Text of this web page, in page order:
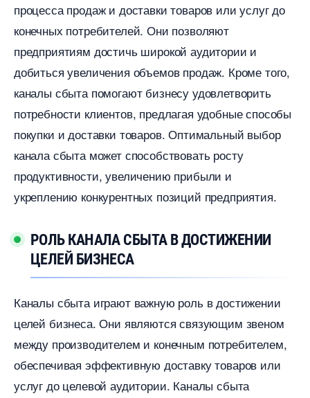
процесса продаж и доставки товаров или услуг до
конечных потребителей.​ Они позволяют
предприятиям достичь широкой аудитории и
добиться увеличения объемов продаж. Кроме того,
каналы сбыта помогают бизнесу удовлетворить
потребности клиентов, предлагая удобные способы
покупки и доставки товаров.​ Оптимальный выбор
канала сбыта может способствовать росту
продуктивности, увеличению прибыли и
укреплению конкурентных позиций предприятия.​
РОЛЬ КАНАЛА СБЫТА В ДОСТИЖЕНИИ
ЦЕЛЕЙ БИЗНЕСА
Каналы сбыта играют важную роль в достижении
целей бизнеса.​ Они являются связующим звеном
между производителем и конечным потребителем,
обеспечивая эффективную доставку товаров или
услуг до целевой аудитории.​ Каналы сбыта